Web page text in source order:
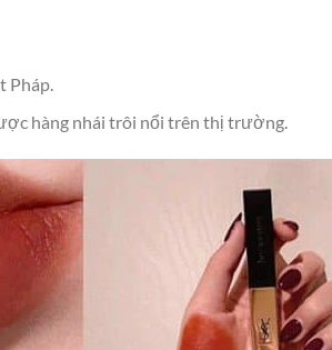
Pháp.
hàng nhái trôi nổi trên thị trường.